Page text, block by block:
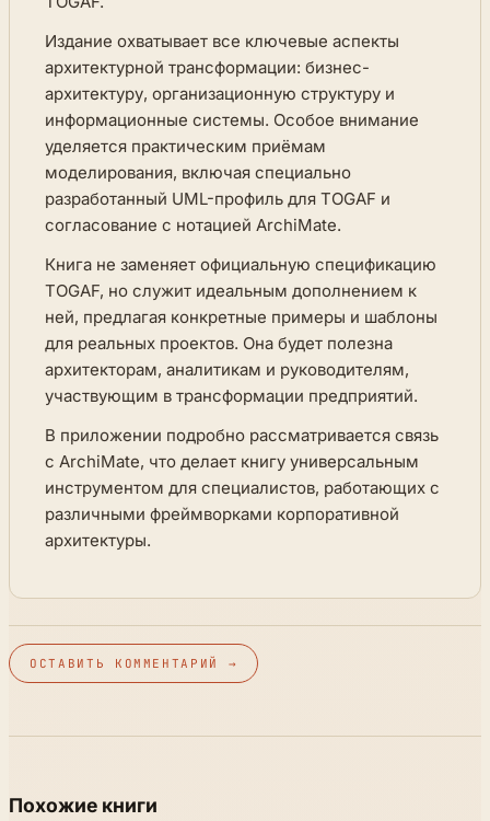
Издание охватывает все ключевые аспекты
архитектурной трансформации: бизнес-
архитектуру, организационную структуру и
информационные системы. Особое внимание
уделяется практическим приёмам
моделирования, включая специально
разработанный UML-профиль для TOGAF и
согласование с нотацией ArchiMate.
Книга не заменяет официальную спецификацию
TOGAF, но служит идеальным дополнением к
ней, предлагая конкретные примеры и шаблоны
для реальных проектов. Она будет полезна
архитекторам, аналитикам и руководителям,
участвующим в трансформации предприятий.
В приложении подробно рассматривается связь
с ArchiMate, что делает книгу универсальным
инструментом для специалистов, работающих с
различными фреймворками корпоративной
архитектуры.
ОСТАВИТЬ КОММЕНТАРИЙ →
Похожие книги